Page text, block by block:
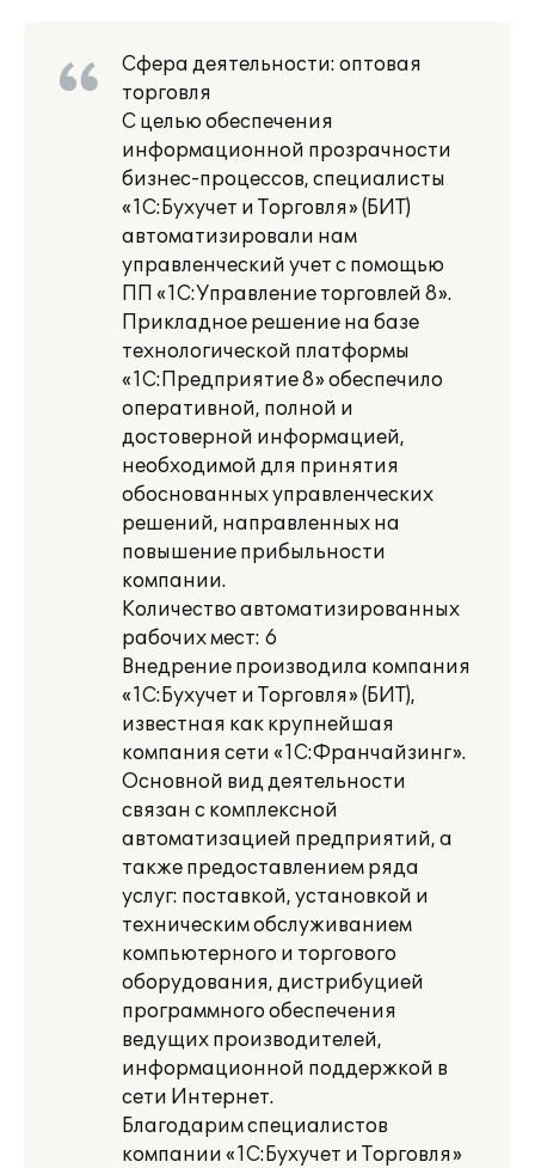
Сфера деятельности: оптовая
торговля
С целью обеспечения
информационной прозрачности
бизнес-процессов, специалисты
«1С:Бухучет и Торговля» (БИТ)
автоматизировали нам
управленческий учет с помощью
ПП «1С:Управление торговлей 8».
Прикладное решение на базе
технологической платформы
«1С:Предприятие 8» обеспечило
оперативной, полной и
достоверной информацией,
необходимой для принятия
обоснованных управленческих
решений, направленных на
повышение прибыльности
компании.
Количество автоматизированных
рабочих мест: 6
Внедрение производила компания
«1С:Бухучет и Торговля» (БИТ),
известная как крупнейшая
компания сети «1С:Франчайзинг».
Основной вид деятельности
связан с комплексной
автоматизацией предприятий, а
также предоставлением ряда
услуг: поставкой, установкой и
техническим обслуживанием
компьютерного и торгового
оборудования, дистрибуцией
программного обеспечения
ведущих производителей,
информационной поддержкой в
сети Интернет.
Благодарим специалистов
компании «1С:Бухучет и Торговля»